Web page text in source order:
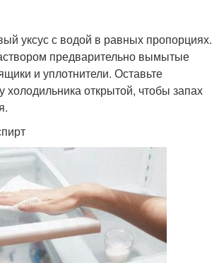
уксус с водой в равных пропорциях.
предварительно вымытые
и уплотнители. Оставьте
холодильника открытой, чтобы запах